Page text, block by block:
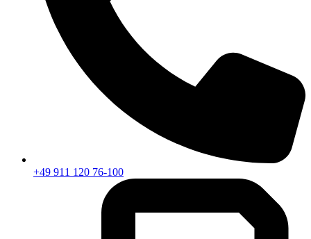
+49 911 120 76-100